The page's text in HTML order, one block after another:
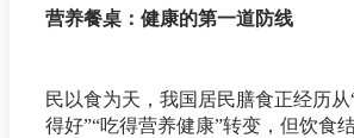
营养餐桌：健康的第一道防线
民以食为天，我国居民膳食正经历从
得好”“吃得营养健康”转变，但饮食